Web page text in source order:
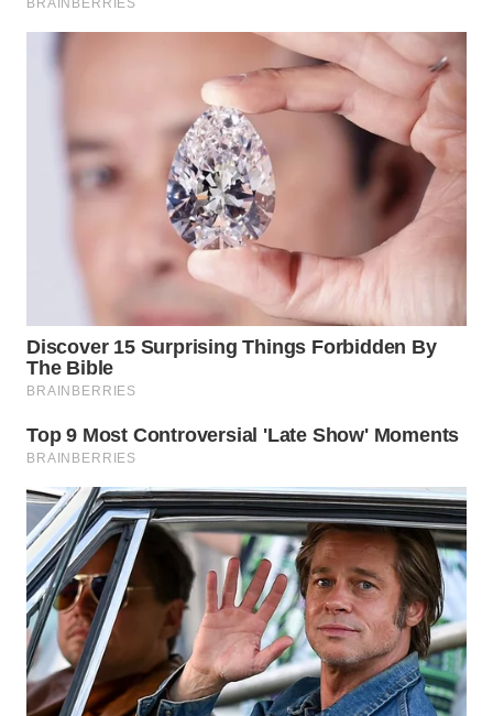
WN
WN
WN
DEPOK
WN
TAPANULI
WN
SAMOSIR
WN
PADANG
LAWAS